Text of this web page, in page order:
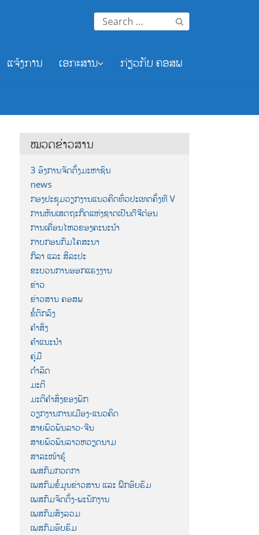
Search
for:
ແຈ້ງການ ເອກະສານ ກ່ຽວກັບ ຄອສພ
ໝວດຂ່າວສານ
3 ອົງການຈັດຕັ້ງມະຫາຊົນ
news
ກອງປະຊຸມວຽກງານແນວຄິດທົ່ວປະເທດຄັ້ງທີ V
ການຫັນເສດຖະກິດແຫ່ງຊາດເປັນດີຈີຕ໋ອນ
ການເຄື່ອນໄຫວຂອງຄະນະນຳ
ກາບກອນກົມໂຄສະນາ
ກິລາ ແລະ ສິລະປະ
ຂະບວນການອອກແຮງງານ
ຂ່າວ
ຂ່າວສານ ຄອສພ
ຂໍ້ຕົກລົງ
ຄຳສັ່ງ
ຄຳແນະນຳ
ຄູ່ມື
ດຳລັດ
ມະຕິ
ມະຕິຄຳສັ່ງຂອງພັກ
ວຽກງານການເມືອງ-ແນວຄິດ
ສາຍພົວພັນລາວ-ຈີນ
ສາຍພົວພັນລາວຫວຽດນາມ
ສາລະໜ້າຮູ້
ເພສກົມກວດກາ
ເພສກົມຂໍ້ມູນຂ່າວສານ ແລະ ຝຶກອົບຮົມ
ເພສກົມຈັດຕັ້ງ-ພະນັກງານ
ເພສກົມສັງລວມ
ເພສກົມອົບຮົມ